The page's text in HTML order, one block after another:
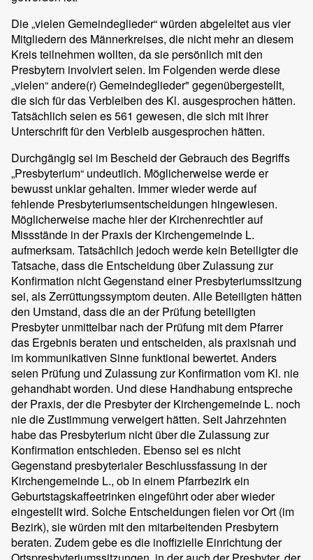
Die „vielen Gemeindeglieder“ würden abgeleitet aus vier
Mitgliedern des Männerkreises, die nicht mehr an diesem
Kreis teilnehmen wollten, da sie persönlich mit den
Presbytern involviert seien. Im Folgenden werde diese
„vielen“ andere(r) Gemeindeglieder" gegenübergestellt,
die sich für das Verbleiben des Kl. ausgesprochen hätten.
Tatsächlich seien es 561 gewesen, die sich mit ihrer
Unterschrift für den Verbleib ausgesprochen hätten.
Durchgängig sei im Bescheid der Gebrauch des Begriffs
„Presbyterium“ undeutlich. Möglicherweise werde er
bewusst unklar gehalten. Immer wieder werde auf
fehlende Presbyteriumsentscheidungen hingewiesen.
Möglicherweise mache hier der Kirchenrechtler auf
Missstände in der Praxis der Kirchengemeinde L.
aufmerksam. Tatsächlich jedoch werde kein Beteiligter die
Tatsache, dass die Entscheidung über Zulassung zur
Konfirmation nicht Gegenstand einer Presbyteriumssitzung
sei, als Zerrüttungssymptom deuten. Alle Beteiligten hätten
den Umstand, dass die an der Prüfung beteiligten
Presbyter unmittelbar nach der Prüfung mit dem Pfarrer
das Ergebnis beraten und entscheiden, als praxisnah und
im kommunikativen Sinne funktional bewertet. Anders
seien Prüfung und Zulassung zur Konfirmation vom Kl. nie
gehandhabt worden. Und diese Handhabung entspreche
der Praxis, der die Presbyter der Kirchengemeinde L. noch
nie die Zustimmung verweigert hätten. Seit Jahrzehnten
habe das Presbyterium nicht über die Zulassung zur
Konfirmation entschieden. Ebenso sei es nicht
Gegenstand presbyterialer Beschlussfassung in der
Kirchengemeinde L., ob in einem Pfarrbezirk ein
Geburtstagskaffeetrinken eingeführt oder aber wieder
eingestellt wird. Solche Entscheidungen fielen vor Ort (im
Bezirk), sie würden mit den mitarbeitenden Presbytern
beraten. Zudem gebe es die inoffizielle Einrichtung der